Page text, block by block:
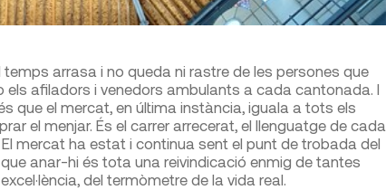
arrasa i no queda ni rastre de les persones que
afiladors i venedors ambulants a cada cantonada. I
que el mercat, en última instància, iguala a tots els
el menjar. És el carrer arrecerat, el llenguatge de cada
mercat ha estat i continua sent el punt de trobada del
anar-hi és tota una reivindicació enmig de tantes
del termòmetre de la vida real.